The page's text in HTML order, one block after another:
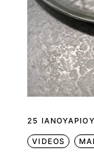
25
VIDEOS